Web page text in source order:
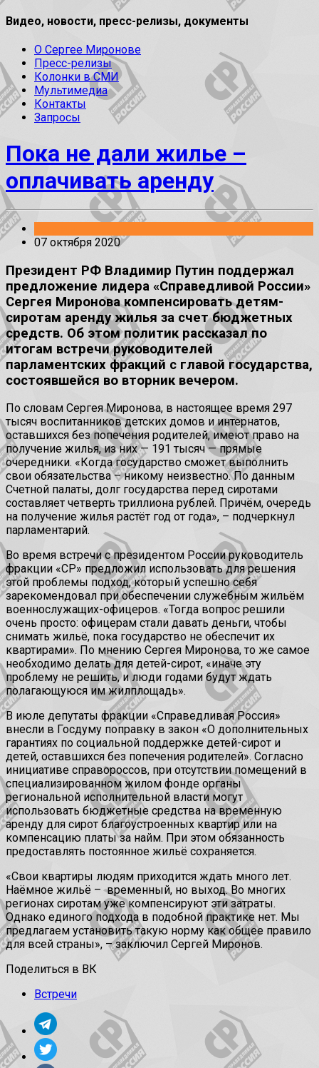
Видео, новости, пресс-релизы, документы
О Сергее Миронове
Пресс-релизы
Колонки в СМИ
Мультимедиа
Контакты
Запросы
Пока не дали жилье –
оплачивать аренду
07 октября 2020
Президент РФ Владимир Путин поддержал
предложение лидера «Справедливой России»
Сергея Миронова компенсировать детям-
сиротам аренду жилья за счет бюджетных
средств. Об этом политик рассказал по
итогам встречи руководителей
парламентских фракций с главой государства,
состоявшейся во вторник вечером.
По словам Сергея Миронова, в настоящее время 297
тысяч воспитанников детских домов и интернатов,
оставшихся без попечения родителей, имеют право на
получение жилья, из них — 191 тысяч — прямые
очередники. «Когда государство сможет выполнить
свои обязательства – никому неизвестно. По данным
Счетной палаты, долг государства перед сиротами
составляет четверть триллиона рублей. Причём, очередь
на получение жилья растёт год от года», – подчеркнул
парламентарий.
Во время встречи с президентом России руководитель
фракции «СР» предложил использовать для решения
этой проблемы подход, который успешно себя
зарекомендовал при обеспечении служебным жильём
военнослужащих-офицеров. «Тогда вопрос решили
очень просто: офицерам стали давать деньги, чтобы
снимать жильё, пока государство не обеспечит их
квартирами». По мнению Сергея Миронова, то же самое
необходимо делать для детей-сирот, «иначе эту
проблему не решить, и люди годами будут ждать
полагающуюся им жилплощадь».
В июле депутаты фракции «Справедливая Россия»
внесли в Госдуму поправку в закон «О дополнительных
гарантиях по социальной поддержке детей-сирот и
детей, оставшихся без попечения родителей». Согласно
инициативе справороссов, при отсутствии помещений в
специализированном жилом фонде органы
региональной исполнительной власти могут
использовать бюджетные средства на временную
аренду для сирот благоустроенных квартир или на
компенсацию платы за найм. При этом обязанность
предоставлять постоянное жильё сохраняется.
«Свои квартиры людям приходится ждать много лет.
Наёмное жильё – временный, но выход. Во многих
регионах сиротам уже компенсируют эти затраты.
Однако единого подхода в подобной практике нет. Мы
предлагаем установить такую норму как общее правило
для всей страны», – заключил Сергей Миронов.
Поделиться в ВК
Встречи